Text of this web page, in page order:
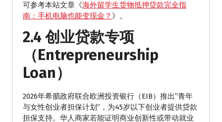
可参考本站文章《海外留学生货物抵押贷款完全指
南：手机电脑也能变现金？ 》。
2.4 创业贷款专项
（Entrepreneurship
Loan）
2026年希腊政府联合欧洲投资银行（EIB）推出”青年
与女性创业者担保计划”，为45岁以下创业者提供贷款
担保支持。华人商家若能证明商业创新性或带动就业